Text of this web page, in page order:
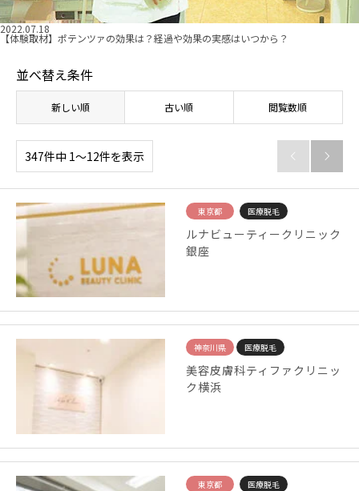
2022.07.18
【体験取材】ポテンツァの効果は？経過や効果の実感はいつから？
並べ替え条件
新しい順 古い順 閲覧数順
347件中 1〜12件を表示  
東京都 医療脱毛
ルナビューティークリニック
銀座
神奈川県 医療脱毛
美容皮膚科ティファクリニッ
ク横浜
東京都 医療脱毛